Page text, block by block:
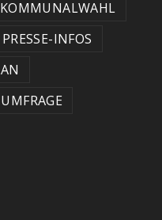
KOMMUNALWAHL
PRESSE-INFOS
UMFRAGE